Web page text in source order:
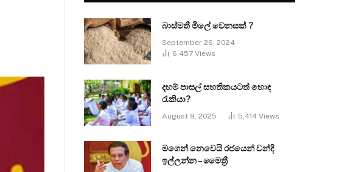
බාස්මතී මිලේ වෙනසක් ?
September 26, 2024
6,457 Views
දහම් පාසල් සහතිකයටත් හොඳ
රැකියා?
August 9, 2025 5,414 Views
මගෙන් නෙවෙයි රජයෙන් වන්දි
ඉල්ලන්න – මෛත්‍රී